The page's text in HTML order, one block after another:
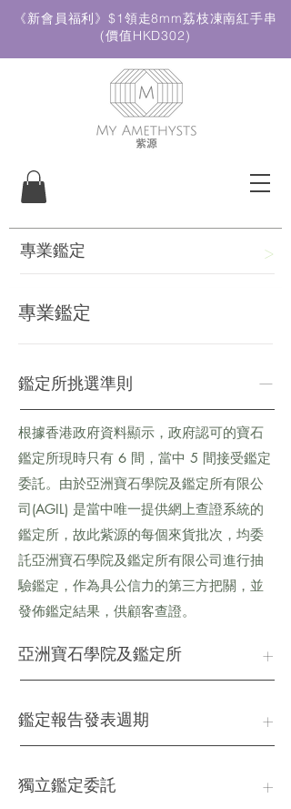
《新會員福利》$1領走8mm荔枝凍南紅手串
(價值HKD302)
專業鑑定 >
專業鑑定
鑑定所挑選準則 -
根據香港政府資料顯示，政府認可的寶石
鑑定所現時只有 6 間，當中 5 間接受鑑定
委託。由於亞洲寶石學院及鑑定所有限公
司(AGIL) 是當中唯一提供網上查證系統的
鑑定所，故此紫源的每個來貨批次，均委
託亞洲寶石學院及鑑定所有限公司進行抽
驗鑑定，作為具公信力的第三方把關，並
發佈鑑定結果，供顧客查證。
亞洲寶石學院及鑑定所 +
鑑定報告發表週期 +
獨立鑑定委託 +